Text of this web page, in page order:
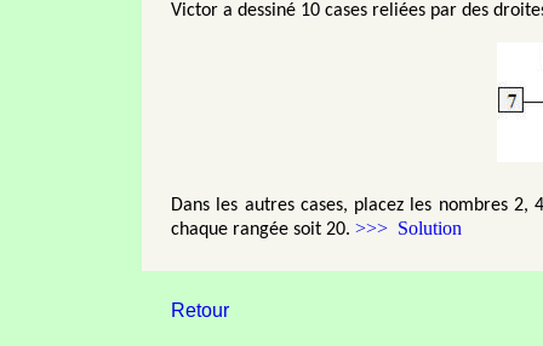
Victor a dessiné 10 cases reliées par des
Dans les autres cases, placez les nombres
chaque rangée soit 20. >>> Solution
Retour